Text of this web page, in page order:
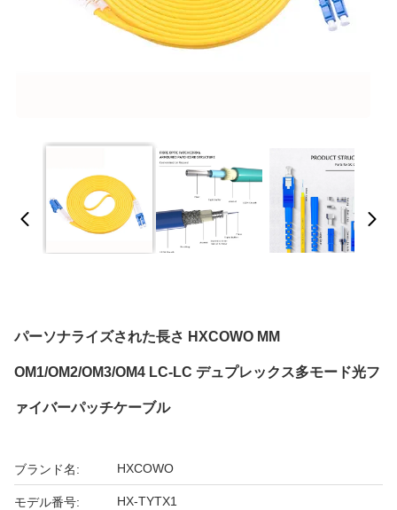
パーソナライズされた長さ HXCOWO MM
OM1/OM2/OM3/OM4 LC-LC デュプレックス多モード光フ
ァイバーパッチケーブル
ブランド名: HXCOWO
モデル番号: HX-TYTX1